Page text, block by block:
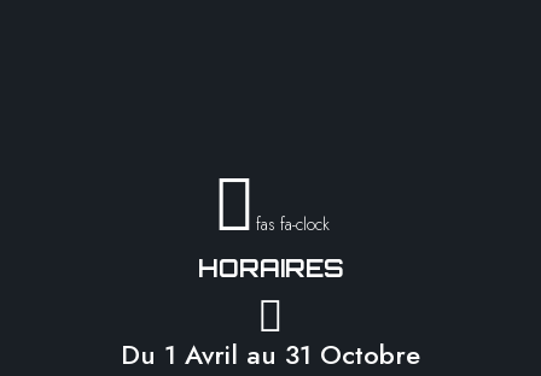
fas fa-clock
HORAIRES
Du 1 Avril au 31 Octobre